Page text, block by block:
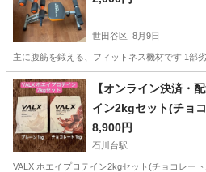
世田谷区 8月9日
主に腹筋を鍛える、フィットネス機材です 1部
東京 世田谷区 ダイエットグッズ
【オンライン決済・
イン2kgセット(チョ
8,900円
石川台駅
VALX ホエイプロテイン2kgセット(チョコレー